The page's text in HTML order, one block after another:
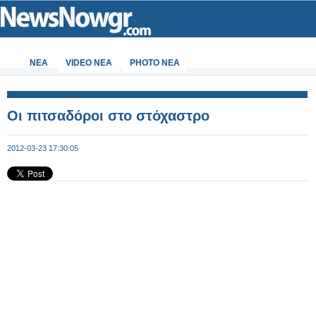
ΝΕΑ VIDEO NEA PHOTO NEA
Οι πιτσαδόροι στο στόχαστρο
2012-03-23 17:30:05